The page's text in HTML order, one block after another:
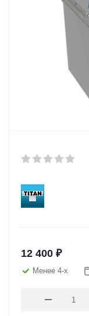
12 400 ₽
Менее 4-х